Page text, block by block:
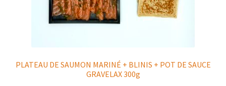
PLATEAU DE SAUMON MARINÉ + BLINIS + POT DE SAUCE
GRAVELAX 300g